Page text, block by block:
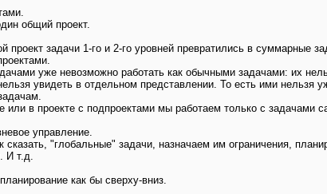
общий проект.
задачи 1-го и 2-го уровней превратились в суммарные
уже невозможно работать как обычными задачами: их
увидеть в отдельном представлении. То есть ими нельзя
в проекте с подпроектами мы работаем только с задачами
управление.
сказать, "глобальные" задачи, назначаем им ограничения,
И т.д.
как бы сверху-вниз.